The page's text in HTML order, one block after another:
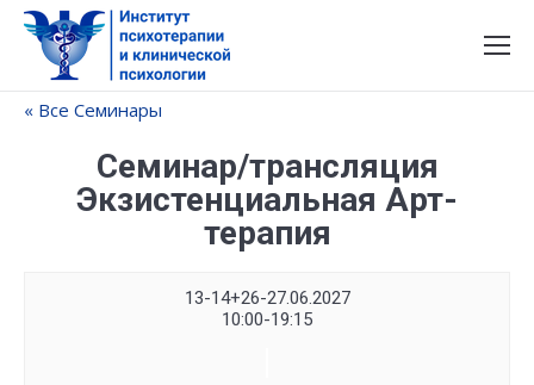
« Все Семинары
Семинар/трансляция
Экзистенциальная Арт-
терапия
13-14+26-27.06.2027
10:00-19:15